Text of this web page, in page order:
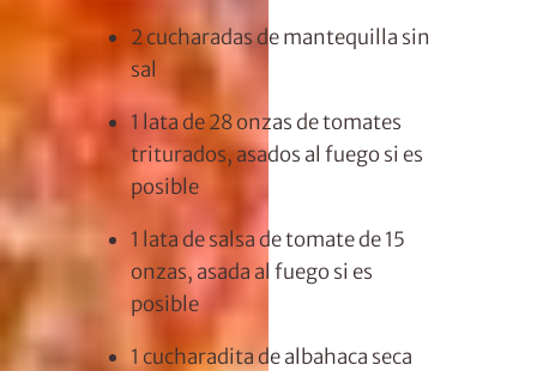
2 cucharadas demantequilla sin
sal
1 lata de 28 onzas de tomates
triturados, asados al fuego si es
posible
1 lata de salsa de tomate de 15
onzas, asada al fuego si es
posible
1 cucharaditade albahaca seca